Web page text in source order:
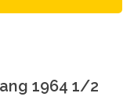
1964 1/2